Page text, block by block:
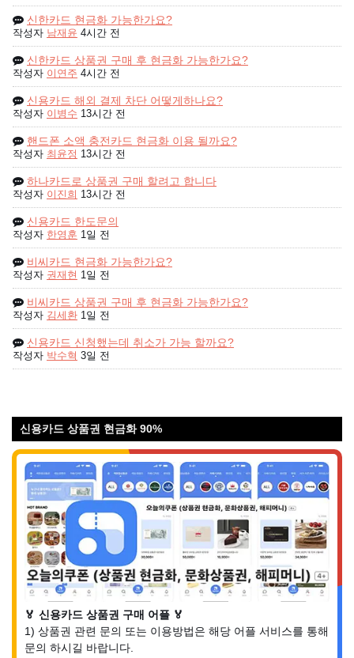
신한카드 현금화 가능한가요?
작성자 남재윤 4시간 전
신한카드 상품권 구매 후 현금화 가능한가요?
작성자 이연주 4시간 전
신용카드 해외 결제 차단 어떻게하나요?
작성자 이병수 13시간 전
핸드폰 소액 충전카드 현금화 이용 될까요?
작성자 최윤정 13시간 전
하나카드로 상품권 구매 할려고 합니다
작성자 이진희 13시간 전
신용카드 한도문의
작성자 한영훈 1일 전
비씨카드 현금화 가능한가요?
작성자 권재현 1일 전
비씨카드 상품권 구매 후 현금화 가능한가요?
작성자 김세환 1일 전
신용카드 신청했는데 취소가 가능 할까요?
작성자 박수혁 3일 전
신용카드 상품권 현금화 90%
🏅 신용카드 상품권 구매 어플 🏅
1) 상품권 관련 문의 또는 이용방법은 해당 어플 서비스를 통해
문의 하시길 바랍니다.